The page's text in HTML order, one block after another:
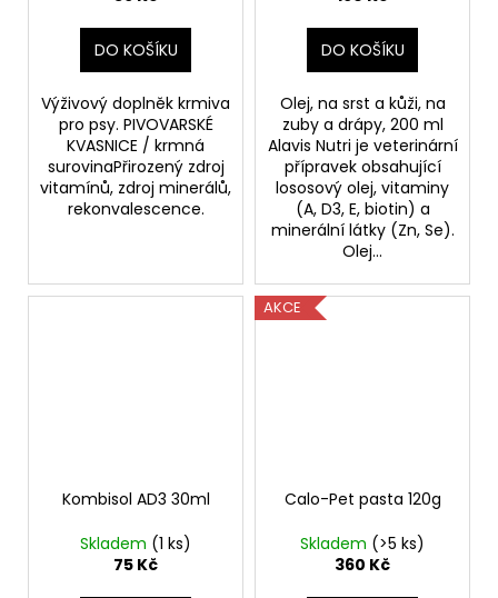
DO KOŠÍKU
Výživový doplněk krmiva
pro psy. PIVOVARSKÉ
KVASNICE / krmná
surovinaPřirozený zdroj
vitamínů, zdroj minerálů,
rekonvalescence.
DO KOŠÍKU
Olej, na srst a kůži, na
zuby a drápy, 200 ml
Alavis Nutri je veterinární
přípravek obsahující
lososový olej, vitaminy
(A, D3, E, biotin) a
minerální látky (Zn, Se).
Olej...
Kombisol AD3 30ml
Skladem (1 ks)
75 Kč
AKCE
Calo-Pet pasta 120g
Skladem (>5 ks)
360 Kč